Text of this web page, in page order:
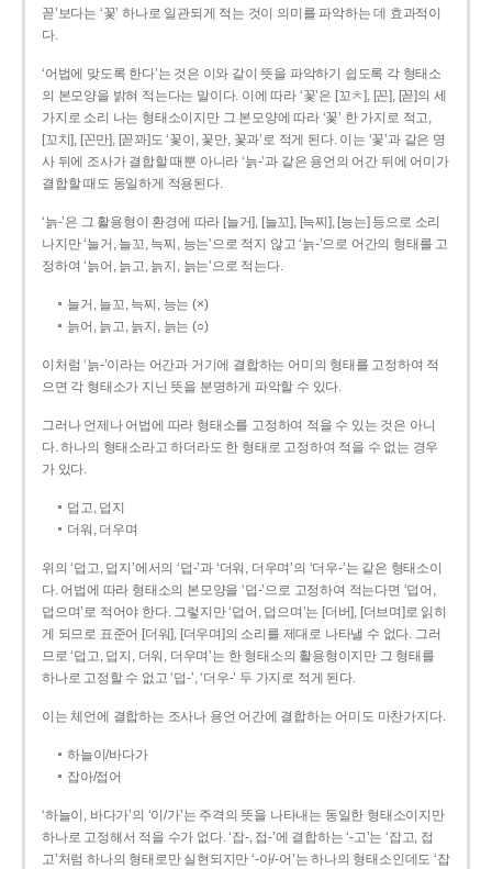
꼳’보다는 ‘꽃’ 하나로 일관되게 적는 것이 의미를 파악하는 데 효과적이
다.
‘어법에 맞도록 한다’는 것은 이와 같이 뜻을 파악하기 쉽도록 각 형태소
의 본모양을 밝혀 적는다는 말이다. 이에 따라 ‘꽃’은 [꼬ㅊ], [꼰], [꼳]의 세
가지로 소리 나는 형태소이지만 그 본모양에 따라 ‘꽃’ 한 가지로 적고,
[꼬치], [꼰만], [꼳꽈]도 ‘꽃이, 꽃만, 꽃과’로 적게 된다. 이는 ‘꽃’과 같은 명
사 뒤에 조사가 결합할 때뿐 아니라 ‘늙-’과 같은 용언의 어간 뒤에 어미가
결합할 때도 동일하게 적용된다.
‘늙-’은 그 활용형이 환경에 따라 [늘거], [늘꼬], [늑찌], [능는] 등으로 소리
나지만 ‘늘거, 늘꼬, 늑찌, 능는’으로 적지 않고 ‘늙-’으로 어간의 형태를 고
정하여 ‘늙어, 늙고, 늙지, 늙는’으로 적는다.
늘거, 늘꼬, 늑찌, 능는 (×)
늙어, 늙고, 늙지, 늙는 (○)
이처럼 ‘늙-­’이라는 어간과 거기에 결합하는 어미의 형태를 고정하여 적
으면 각 형태소가 지닌 뜻을 분명하게 파악할 수 있다.
그러나 언제나 어법에 따라 형태소를 고정하여 적을 수 있는 것은 아니
다. 하나의 형태소라고 하더라도 한 형태로 고정하여 적을 수 없는 경우
가 있다.
덥고, 덥지
더워, 더우며
위의 ‘덥고, 덥지’에서의 ‘덥-­’과 ‘더워, 더우며’의 ‘더우-­’는 같은 형태소이
다. 어법에 따라 형태소의 본모양을 ‘덥-­’으로 고정하여 적는다면 ‘덥어,
덥으며’로 적어야 한다. 그렇지만 ‘덥어, 덥으며’는 [더버], [더브며]로 읽히
게 되므로 표준어 [더워], [더우며]의 소리를 제대로 나타낼 수 없다. 그러
므로 ‘덥고, 덥지, 더워, 더우며’는 한 형태소의 활용형이지만 그 형태를
하나로 고정할 수 없고 ‘덥-’, ‘더우-’ 두 가지로 적게 된다.
이는 체언에 결합하는 조사나 용언 어간에 결합하는 어미도 마찬가지다.
하늘이/바다가
잡아/접어
‘하늘이, 바다가’의 ‘이/가’는 주격의 뜻을 나타내는 동일한 형태소이지만
하나로 고정해서 적을 수가 없다. ‘잡-, 접-’에 결합하는 ‘-고’는 ‘잡고, 접
고’처럼 하나의 형태로만 실현되지만 ‘-아/-어’는 하나의 형태소인데도 ‘잡